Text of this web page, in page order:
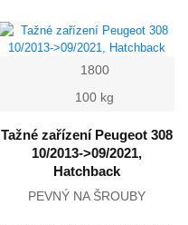
1800
100 kg
Tažné zařízení Peugeot 308
10/2013->09/2021,
Hatchback
PEVNÝ NA ŠROUBY